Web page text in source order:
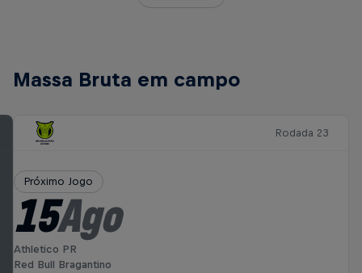
Massa Bruta em campo
Rodada 23
Próximo Jogo
15Ago
Athletico PR
Red Bull Bragantino